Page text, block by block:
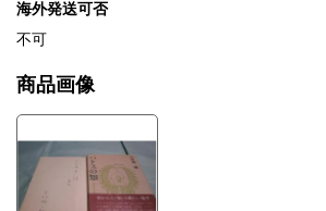
海外発送可否
不可
商品画像